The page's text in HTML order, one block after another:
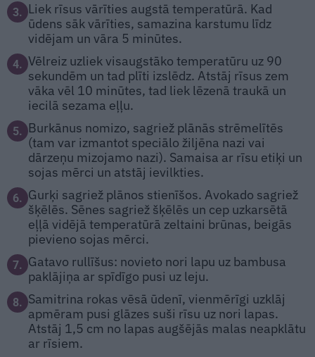
3.
Liek rīsus vārīties augstā temperatūrā. Kad
ūdens sāk vārīties, samazina karstumu līdz
vidējam un vāra 5 minūtes.
4. Vēlreiz uzliek visaugstāko temperatūru uz 90
sekundēm un tad plīti izslēdz. Atstāj rīsus zem
vāka vēl 10 minūtes, tad liek lēzenā traukā un
iecilā sezama eļļu.
5.
Burkānus nomizo, sagriež plānās strēmelītēs
(tam var izmantot speciālo žiljēna nazi vai
dārzeņu mizojamo nazi). Samaisa ar rīsu etiķi un
sojas mērci un atstāj ievilkties.
6. Gurķi sagriež plānos stienīšos. Avokado sagriež
šķēlēs. Sēnes sagriež šķēlēs un cep uzkarsētā
eļļā vidējā temperatūrā zeltaini brūnas, beigās
pievieno sojas mērci.
7. Gatavo rullīšus: novieto nori lapu uz bambusa
paklājiņa ar spīdīgo pusi uz leju.
8. Samitrina rokas vēsā ūdenī, vienmērīgi uzklāj
apmēram pusi glāzes suši rīsu uz nori lapas.
Atstāj 1,5 cm no lapas augšējās malas neapklātu
ar rīsiem.